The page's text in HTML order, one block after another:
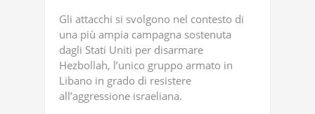
Gli attacchi si svolgono nel contesto di
una più ampia campagna sostenuta
dagli Stati Uniti per disarmare
Hezbollah, l’unico gruppo armato in
Libano in grado di resistere
all’aggressione israeliana.